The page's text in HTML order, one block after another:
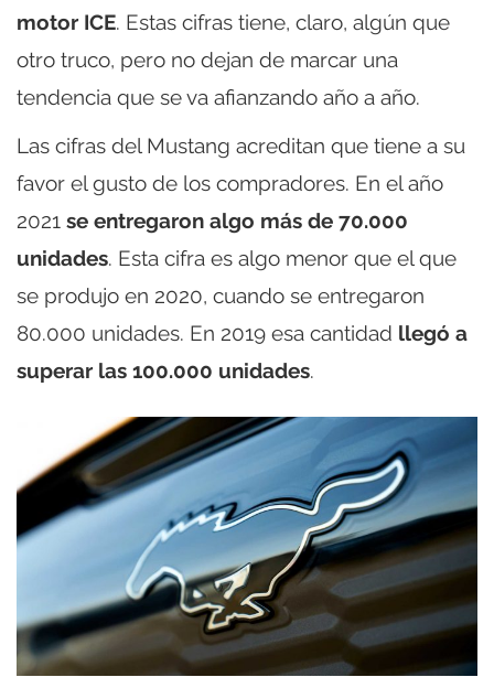
motor ICE. Estas cifras tiene, claro, algún que
otro truco, pero no dejan de marcar una
tendencia que se va afianzando año a año.
Las cifras del Mustang acreditan que tiene a su
favor el gusto de los compradores. En el año
2021 se entregaron algo más de 70.000
unidades. Esta cifra es algo menor que el que
se produjo en 2020, cuando se entregaron
80.000 unidades. En 2019 esa cantidad llegó a
superar las 100.000 unidades.